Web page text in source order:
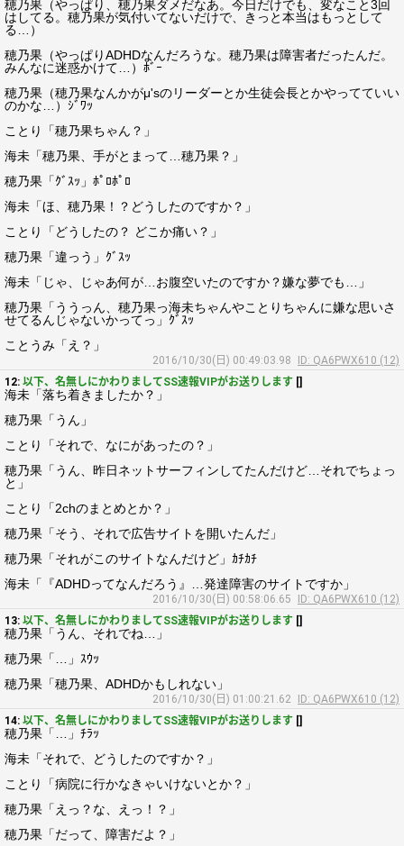
穂乃果（やっぱり、穂乃果ダメだなあ。今日だけでも、変なこと3回
はしてる。穂乃果が気付いてないだけで、きっと本当はもっとして
る…）
穂乃果（やっぱりADHDなんだろうな。穂乃果は障害者だったんだ。
みんなに迷惑かけて…）ﾎﾞｰ
穂乃果（穂乃果なんかがμ'sのリーダーとか生徒会長とかやってていい
のかな…）ｼﾞﾜｯ
ことり「穂乃果ちゃん？」
海未「穂乃果、手がとまって…穂乃果？」
穂乃果「ｸﾞｽｯ」ﾎﾟﾛﾎﾟﾛ
海未「ほ、穂乃果！？どうしたのですか？」
ことり「どうしたの？ どこか痛い？」
穂乃果「違っう」ｸﾞｽｯ
海未「じゃ、じゃあ何が…お腹空いたのですか？嫌な夢でも…」
穂乃果「ううっん、穂乃果っ海未ちゃんやことりちゃんに嫌な思いさ
せてるんじゃないかってっ」ｸﾞｽｯ
ことうみ「え？」
2016/10/30(日) 00:49:03.98
ID: QA6PWX610 (12)
12: 以下、名無しにかわりましてSS速報VIPがお送りします []
海未「落ち着きましたか？」
穂乃果「うん」
ことり「それで、なにがあったの？」
穂乃果「うん、昨日ネットサーフィンしてたんだけど…それでちょっ
と」
ことり「2chのまとめとか？」
穂乃果「そう、それで広告サイトを開いたんだ」
穂乃果「それがこのサイトなんだけど」ｶﾁｶﾁ
海未「『ADHDってなんだろう』…発達障害のサイトですか」
2016/10/30(日) 00:58:06.65
ID: QA6PWX610 (12)
13: 以下、名無しにかわりましてSS速報VIPがお送りします []
穂乃果「うん、それでね…」
穂乃果「…」ｽｳｯ
穂乃果「穂乃果、ADHDかもしれない」
2016/10/30(日) 01:00:21.62
ID: QA6PWX610 (12)
14: 以下、名無しにかわりましてSS速報VIPがお送りします []
穂乃果「…」ﾁﾗｯ
海未「それで、どうしたのですか？」
ことり「病院に行かなきゃいけないとか？」
穂乃果「えっ？な、えっ！？」
穂乃果「だって、障害だよ？」